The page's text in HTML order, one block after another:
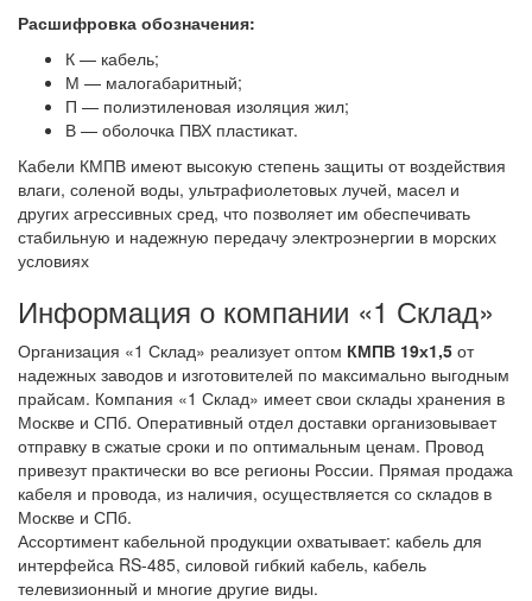
Расшифровка обозначения:
К — кабель;
М — малогабаритный;
П — полиэтиленовая изоляция жил;
В — оболочка ПВХ пластикат.
Кабели КМПВ имеют высокую степень защиты от воздействия
влаги, соленой воды, ультрафиолетовых лучей, масел и
других агрессивных сред, что позволяет им обеспечивать
стабильную и надежную передачу электроэнергии в морских
условиях
Информация о компании «1 Склад»
Организация «1 Склад» реализует оптом КМПВ 19х1,5 от
надежных заводов и изготовителей по максимально выгодным
прайсам. Компания «1 Склад» имеет свои склады хранения в
Москве и СПб. Оперативный отдел доставки организовывает
отправку в сжатые сроки и по оптимальным ценам. Провод
привезут практически во все регионы России. Прямая продажа
кабеля и провода, из наличия, осуществляется со складов в
Москве и СПб.
Ассортимент кабельной продукции охватывает: кабель для
интерфейса RS-485, силовой гибкий кабель, кабель
телевизионный и многие другие виды.